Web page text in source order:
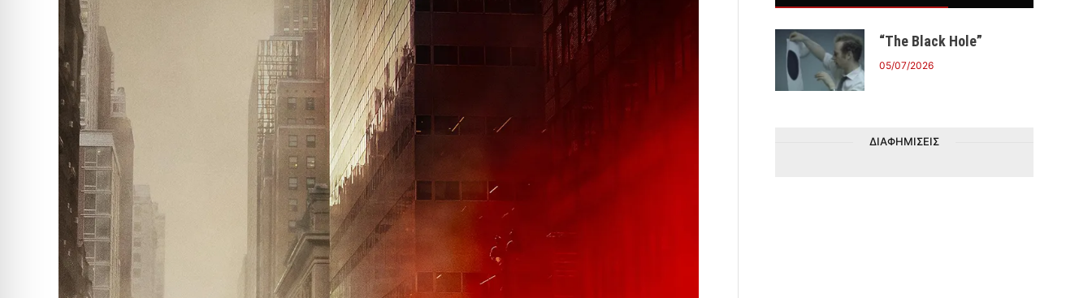
“The Black Hole”
05/07/2026
ΔΙΑΦΗΜΙΣΕΙΣ